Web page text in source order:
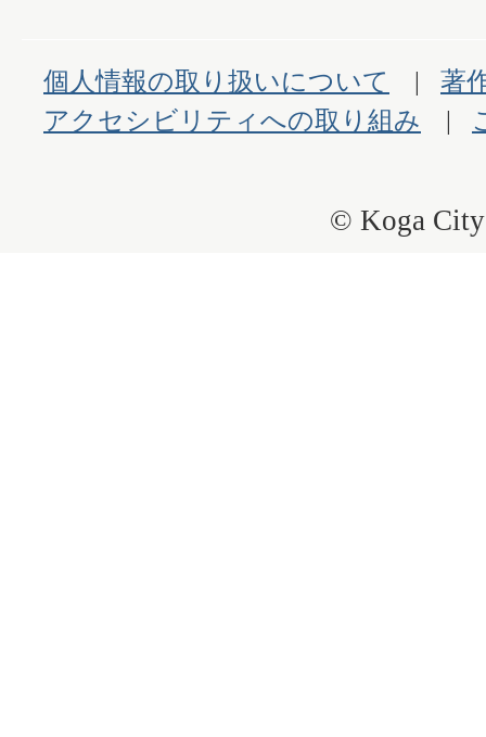
個人情報の取り扱いについて
著
アクセシビリティへの取り組み
© Koga City